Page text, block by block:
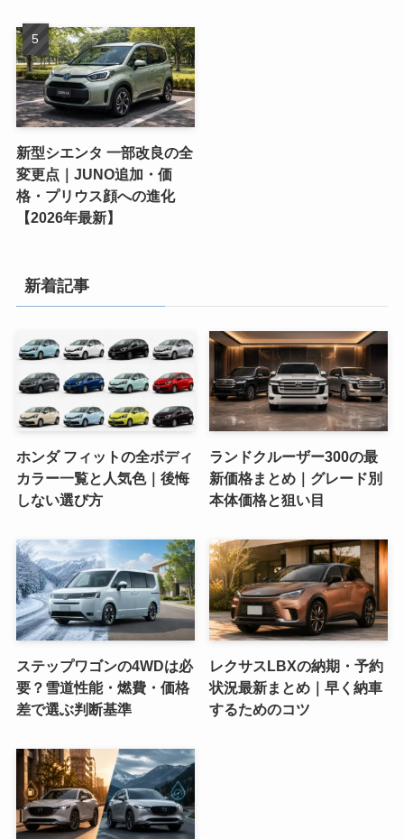
新型シエンタ 一部改良の全
変更点｜JUNO追加・価
格・プリウス顔への進化
【2026年最新】
新着記事
ホンダ フィットの全ボディ
カラー一覧と人気色｜後悔
しない選び方
ランドクルーザー300の最
新価格まとめ｜グレード別
本体価格と狙い目
ステップワゴンの4WDは必
要？雪道性能・燃費・価格
差で選ぶ判断基準
レクサスLBXの納期・予約
状況最新まとめ｜早く納車
するためのコツ